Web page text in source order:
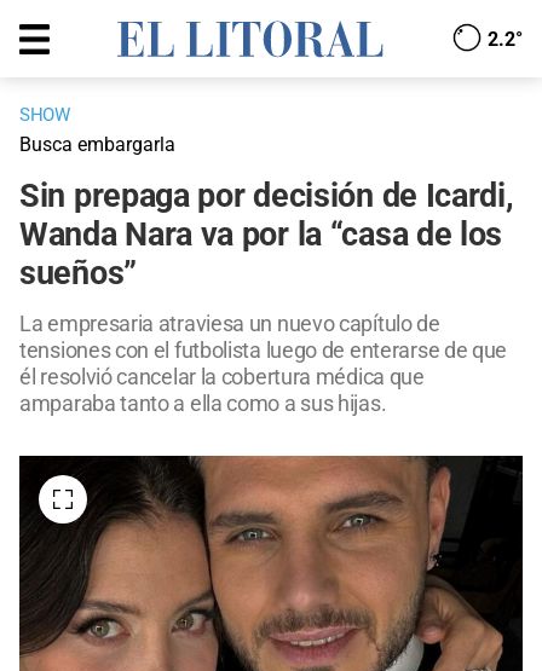
2.2°
SHOW
Busca embargarla
Sin prepaga por decisión de Icardi,
Wanda Nara va por la “casa de los
sueños”
La empresaria atraviesa un nuevo capítulo de
tensiones con el futbolista luego de enterarse de que
él resolvió cancelar la cobertura médica que
amparaba tanto a ella como a sus hijas.